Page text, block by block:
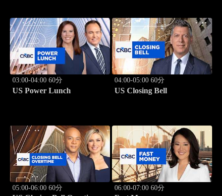
03:00-04:00 60分
US Power Lunch
04:00-05:00 60分
US Closing Bell
05:00-06:00 60分 06:00-07:00 60分